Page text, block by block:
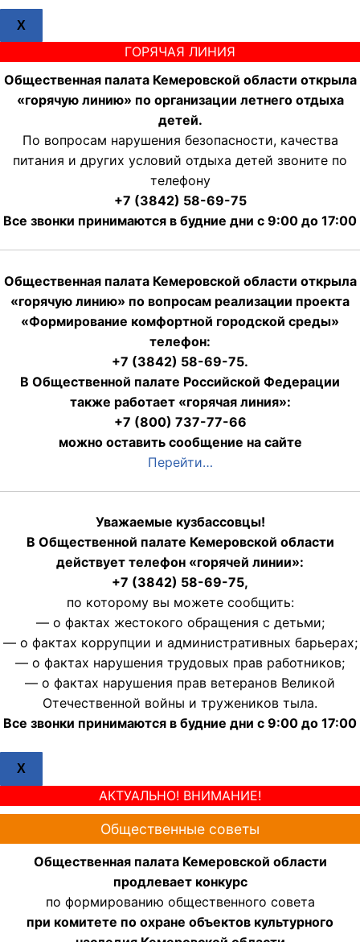
X
ГОРЯЧАЯ ЛИНИЯ
Общественная палата Кемеровской области открыла
«горячую линию» по организации летнего отдыха
детей.
По вопросам нарушения безопасности, качества
питания и других условий отдыха детей звоните по
телефону
+7 (3842) 58-69-75
Все звонки принимаются в будние дни с 9:00 до 17:00
Общественная палата Кемеровской области открыла
«горячую линию» по вопросам реализации проекта
«Формирование комфортной городской среды»
телефон:
+7 (3842) 58-69-75.
В Общественной палате Российской Федерации
также работает «горячая линия»:
+7 (800) 737-77-66
можно оставить сообщение на сайте
Перейти…
Уважаемые кузбассовцы!
В Общественной палате Кемеровской области
действует телефон «горячей линии»:
+7 (3842) 58-69-75,
по которому вы можете сообщить:
— о фактах жестокого обращения с детьми;
— о фактах коррупции и административных барьерах;
— о фактах нарушения трудовых прав работников;
— о фактах нарушения прав ветеранов Великой
Отечественной войны и тружеников тыла.
Все звонки принимаются в будние дни с 9:00 до 17:00
X
АКТУАЛЬНО! ВНИМАНИЕ!
Общественные советы
Общественная палата Кемеровской области
продлевает конкурс
по формированию общественного совета
при комитете по охране объектов культурного